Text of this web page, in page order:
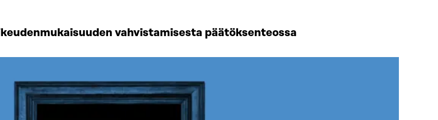
vahvistamisesta päätöksenteossa